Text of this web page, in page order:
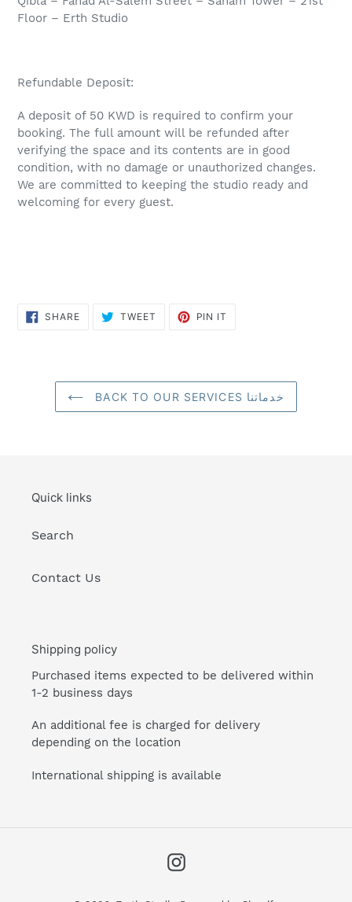
Floor – Erth Studio
Refundable Deposit:
A deposit of 50 KWD is required to confirm your
booking. The full amount will be refunded after
verifying the space and its contents are in good
condition, with no damage or unauthorized changes.
We are committed to keeping the studio ready and
welcoming for every guest.
SHARESHARE
ON
TWEET TWEET PIN IT
BACK TO OUR SERVICES خدماتنا
Quick links
Search
Contact Us
Shipping policy
Purchased items expected to be delivered within
1-2 business days
An additional fee is charged for delivery
depending on the location
International shipping is available
Instagram